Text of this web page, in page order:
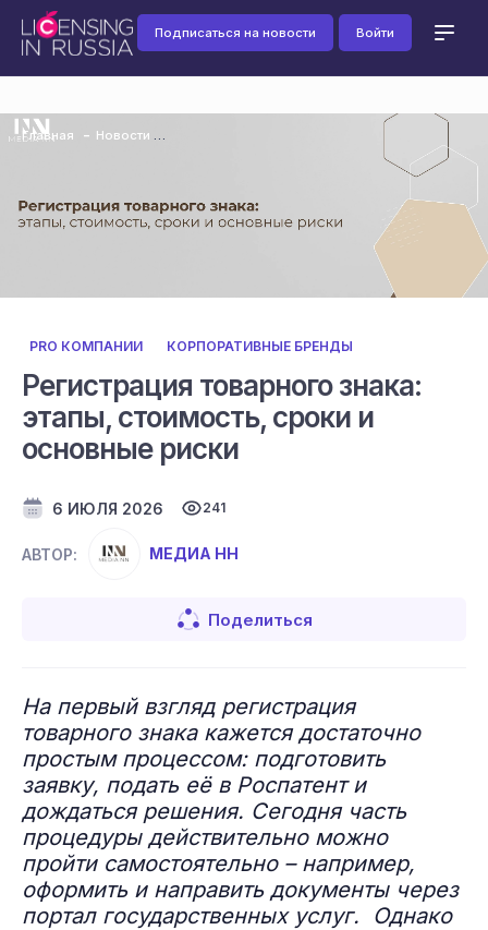
Подписаться на новости Войти
Главная Новости
PRO КОМПАНИИ КОРПОРАТИВНЫЕ БРЕНДЫ
Регистрация товарного знака:
этапы, стоимость, сроки и
основные риски
6 ИЮЛЯ 2026 241
АВТОР: МЕДИА НН
Поделиться
На первый взгляд регистрация
товарного знака кажется достаточно
простым процессом: подготовить
заявку, подать её в Роспатент и
дождаться решения. Сегодня часть
процедуры действительно можно
пройти самостоятельно – например,
оформить и направить документы через
портал государственных услуг. Однако